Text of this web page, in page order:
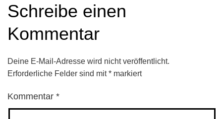
Schreibe einen
Kommentar
Deine E-Mail-Adresse wird nicht veröffentlicht.
Erforderliche Felder sind mit* markiert
Kommentar *